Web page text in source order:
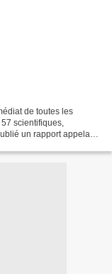
de toutes les
scientifiques,
un rapport appelant